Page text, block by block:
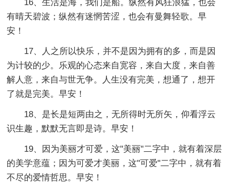
16、生活是海，我们是船。纵然有风狂浪猛，也会
有晴天碧波；纵然有迷惘苦涩，也会有曼舞轻歌。早
安！
17、人之所以快乐，并不是因为拥有的多，而是因
为计较的少。乐观的心态来自宽容，来自大度，来自善
解人意，来自与世无争。人生没有完美，想通了，想开
了就是完美。早安！
18、是长是短两由之，无所得时无所矢，仰看浮云
识生趣，默默无言即是诗。早安！
19、因为美丽才可爱，这"美丽"二字中，就有着深层
的美学意蕴；因为可爱才美丽，这"可爱"二字中，就有着
不尽的爱情哲思。早安！